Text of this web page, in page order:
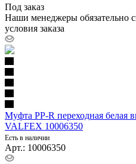
Под заказ
Наши менеджеры обязательно
условия заказа
Муфта PP-R переходная белая
VALFEX 10006350
Есть в наличии
Арт.: 10006350